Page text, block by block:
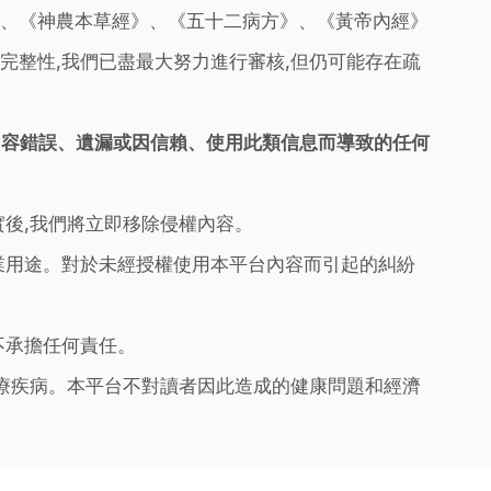
神農本草經》、《五十二病方》、《黃帝內經》
整性,我們已盡最大努力進行審核,但仍可能存在疏
錯誤、遺漏或因信賴、使用此類信息而導致的任何
,我們將立即移除侵權內容。
途。對於未經授權使用本平台內容而引起的糾紛
擔任何責任。
病。本平台不對讀者因此造成的健康問題和經濟